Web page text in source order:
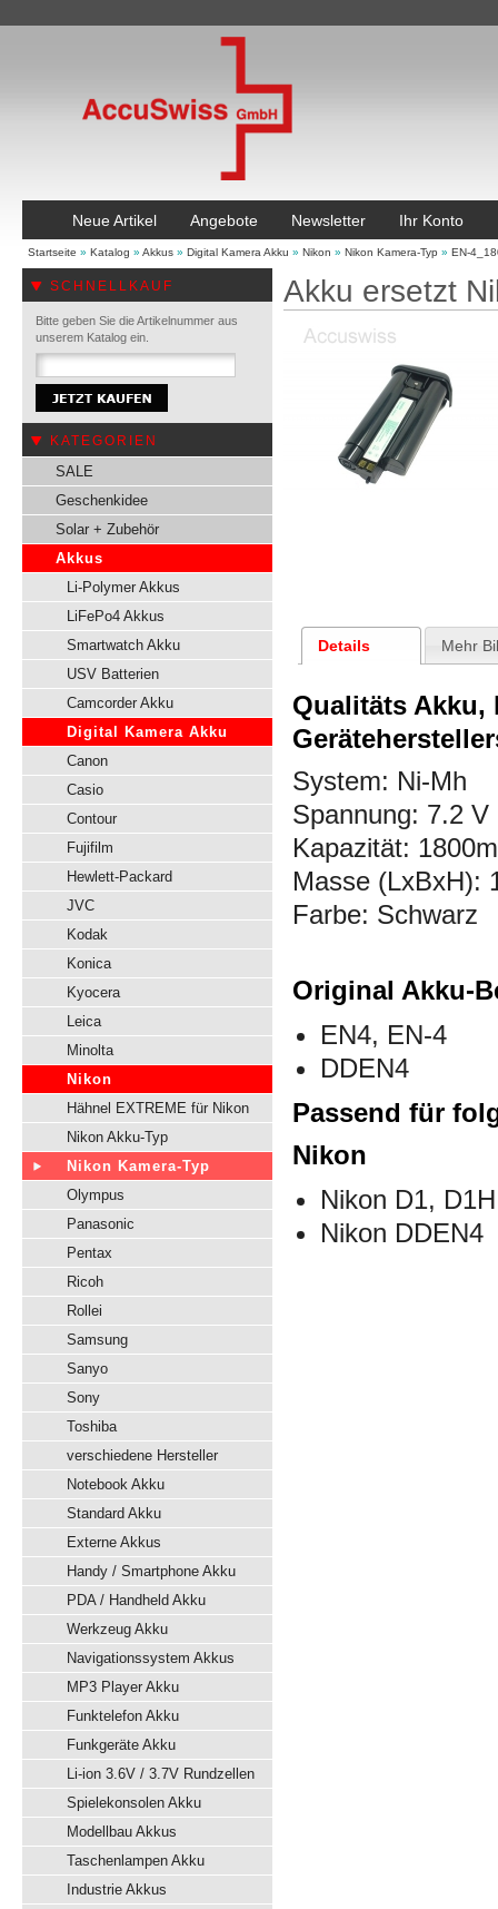
Neue Artikel Angebote Newsletter Ihr Konto
Startseite » Katalog » Akkus » Digital Kamera Akku » Nikon » Nikon Kamera-Typ » EN-
SCHNELLKAUF
Bitte geben Sie die Artikelnummer aus
unserem Katalog ein.
KATEGORIEN
SALE
Geschenkidee
Solar + Zubehör
Akkus
Li-Polymer Akkus
LiFePo4 Akkus
Smartwatch Akku
USV Batterien
Camcorder Akku
Digital Kamera Akku
Canon
Casio
Contour
Fujifilm
Hewlett-Packard
JVC
Kodak
Konica
Kyocera
Leica
Minolta
Nikon
Hähnel EXTREME für Nikon
Nikon Akku-Typ
Nikon Kamera-Typ
Olympus
Panasonic
Pentax
Ricoh
Rollei
Samsung
Sanyo
Sony
Toshiba
verschiedene Hersteller
Notebook Akku
Standard Akku
Externe Akkus
Handy / Smartphone Akku
PDA / Handheld Akku
Werkzeug Akku
Navigationssystem Akkus
MP3 Player Akku
Funktelefon Akku
Funkgeräte Akku
Li-ion 3.6V / 3.7V Rundzellen
Spielekonsolen Akku
Modellbau Akkus
Taschenlampen Akku
Industrie Akkus
Akku ersetzt
Details Mehr
Qualitäts Akku,
System: Ni-Mh
Spannung: 7.2V
Kapazität:
Masse (LxBxH):
Farbe: Schwarz
Original Akku-
EN4, EN-4
DDEN4
Passend für
Nikon
Nikon D1,
Nikon DDEN4